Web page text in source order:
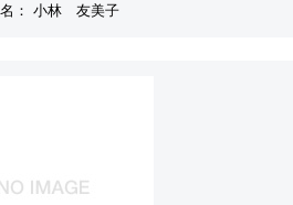
： 小林 友美子